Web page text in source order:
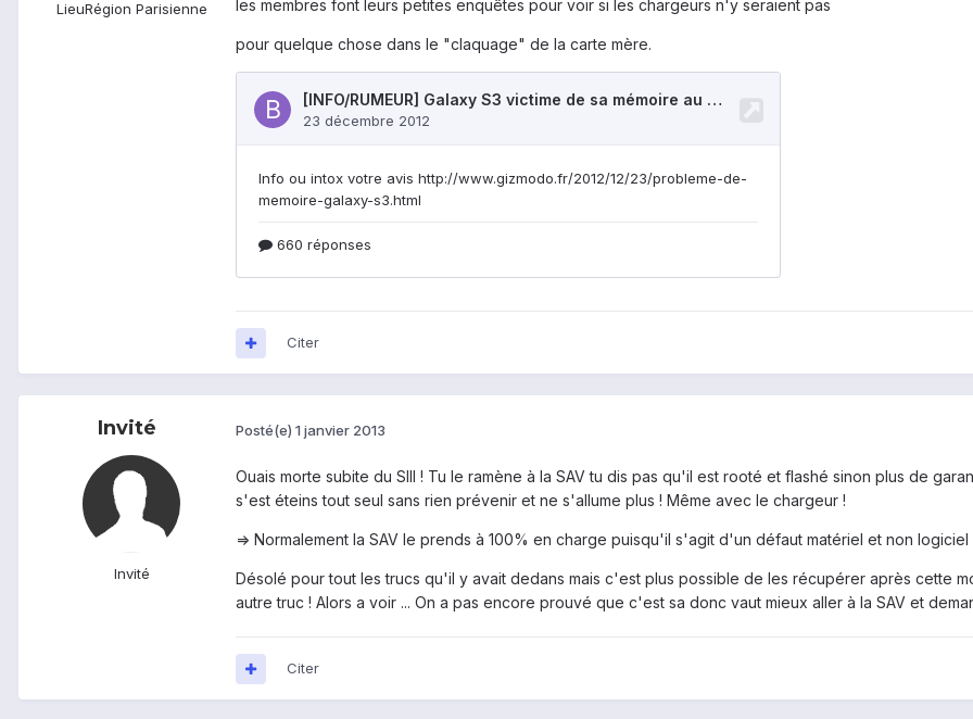
LieuRégion Parisienne les membres font leurs petites enquêtes pour voir si les chargeurs n'y seraient pas
pour quelque chose dans le "claquage" de la carte mère.
Citer
Invité
Invité
Posté(e) 1 janvier 2013
Ouais morte subite du SIII ! Tu le ramène à la SAV tu dis pas qu'il est rooté et flashé sinon plus de
s'est éteins tout seul sans rien prévenir et ne s'allume plus ! Même avec le chargeur !
=> Normalement la SAV le prends à 100% en charge puisqu'il s'agit d'un défaut matériel et non logiciel
Désolé pour tout les trucs qu'il y avait dedans mais c'est plus possible de les récupérer après cette
autre truc ! Alors a voir ... On a pas encore prouvé que c'est sa donc vaut mieux aller à la SAV et
Citer